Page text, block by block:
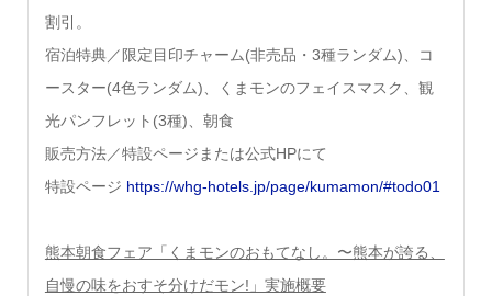
割引。
宿泊特典／限定目印チャーム(非売品・3種ランダム)、コ
ースター(4色ランダム)、くまモンのフェイスマスク、観
光パンフレット(3種)、朝食
販売方法／特設ページまたは公式HPにて
特設ページ https://whg-hotels.jp/page/kumamon/#todo01
熊本朝食フェア「くまモンのおもてなし。〜熊本が誇る、
自慢の味をおすそ分けだモン!」実施概要